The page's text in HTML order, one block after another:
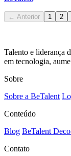
← Anterior 1 2
Talento e liderança
em tecnologia,
Sobre
Sobre a BeTalent
Conteúdo
Blog BeTalent
Contato